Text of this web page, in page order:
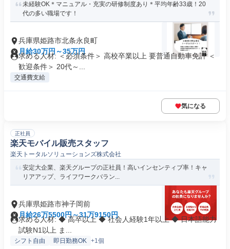
未経験OK＊マニュアル・充実の研修制度あり＊平均年齢33歳！20
代の多い職場です！
兵庫県姫路市北条永良町
月給30万円～35万円
求める人材: ＜必須条件＞ 高校卒業以上 要普通自動車免許 ＜
歓迎条件＞ 20代～...
交通費支給
気になる
正社員
楽天モバイル販売スタッフ
楽天トータルソリューションズ株式会社
安定大企業、楽天グループの正社員！高いインセンティブ率！キャ
リアアップ、ライフワークバラン...
兵庫県姫路市神子岡前
月給26万5500円～31万9150円
求める人材: ◆ 高卒以上 ◆ 社会人経験1年以上 ◆ 日本語能力
試験N1以上 ま...
シフト自由 即日勤務OK +1個